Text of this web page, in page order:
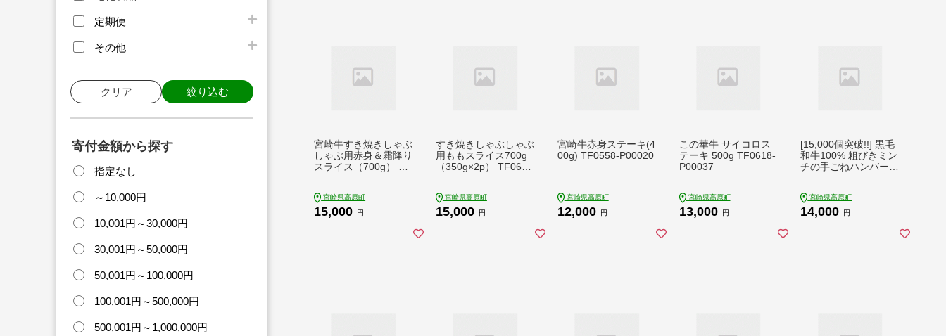
定期便
その他
クリア 絞り込む
寄付金額から探す
指定なし
～10,000円
10,001円～30,000円
30,001円～50,000円
50,001円～100,000円
100,001円～500,000円
500,001円～1,000,000円
宮崎牛すき焼きしゃぶ
しゃぶ用赤身＆霜降り
スライス（700g） TF
宮崎県高原町
15,000 円
すき焼きしゃぶしゃぶ
用ももスライス700g
（350g×2p） TF0613
宮崎県高原町
15,000 円
宮崎牛赤身ステーキ(4
00g) TF0558-P00020
宮崎県高原町
12,000 円
この華牛 サイコロス
テーキ 500g TF0618-
P00037
宮崎県高原町
13,000 円
[15,000個突破!!] 黒毛
和牛100% 粗びきミン
チの手ごねハンバーグ
国産 牛肉 九州産のお
肉 手作りのお惣菜 1
宮崎県高原町
14,000 円